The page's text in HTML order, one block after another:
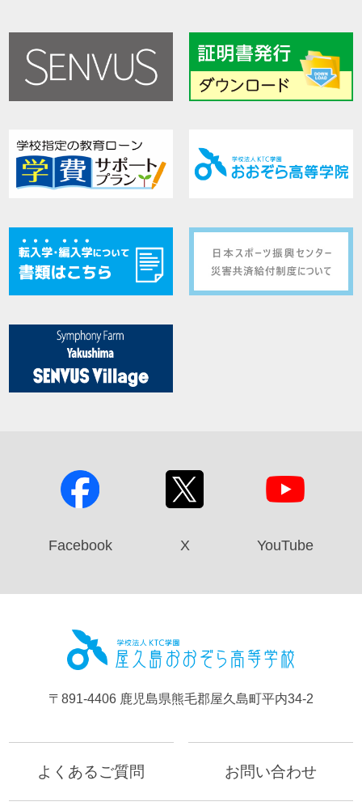
Facebook X YouTube
〒891-4406 鹿児島県熊毛郡屋久島町平内34-2
よくあるご質問 お問い合わせ